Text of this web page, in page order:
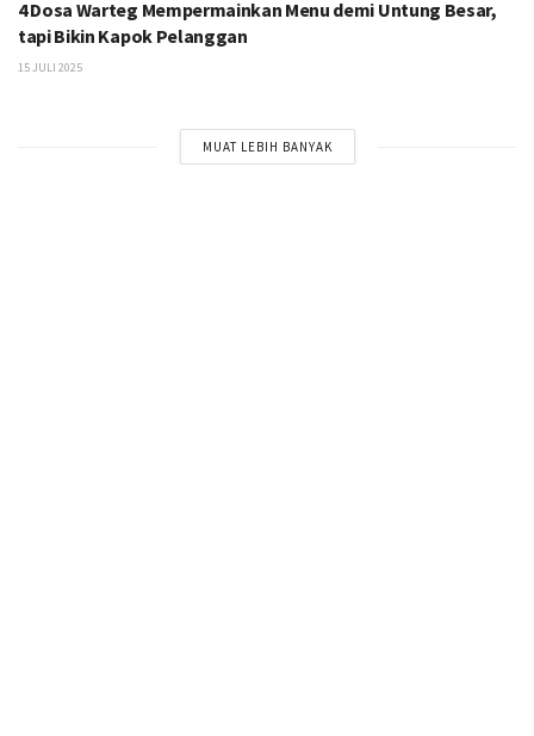
4 Dosa Warteg Mempermainkan Menu demi Untung Besar,
tapi Bikin Kapok Pelanggan
15 JULI 2025
MUAT LEBIH BANYAK